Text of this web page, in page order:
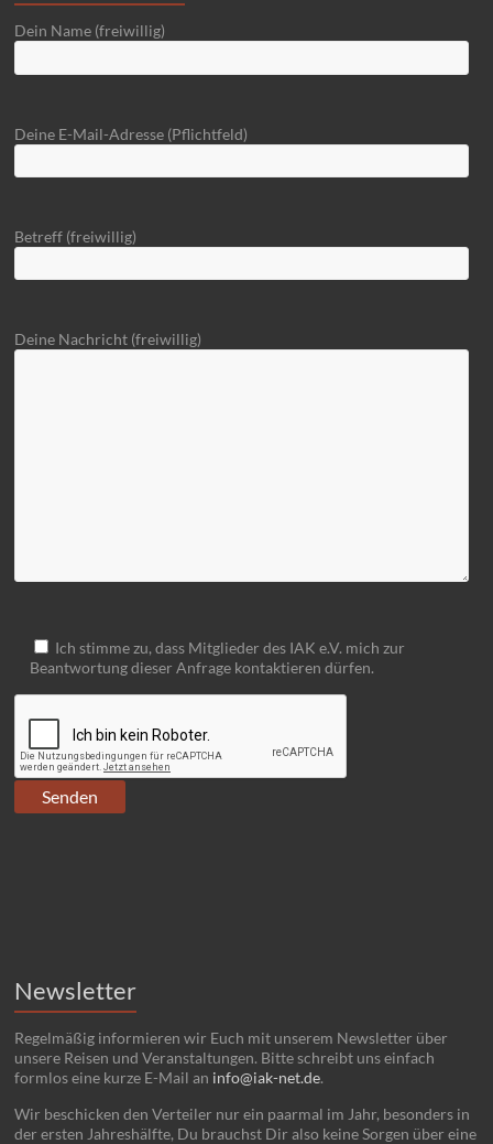
Dein Name (freiwillig)
Deine E-Mail-Adresse (Pflichtfeld)
Betreff (freiwillig)
Deine Nachricht (freiwillig)
Ich stimme zu, dass Mitglieder des IAK e.V. mich zur
Beantwortung dieser Anfrage kontaktieren dürfen.
Newsletter
Regelmäßig informieren wir Euch mit unserem Newsletter über
unsere Reisen und Veranstaltungen. Bitte schreibt uns einfach
formlos eine kurze E-Mail an info@iak-net.de.
Wir beschicken den Verteiler nur ein paarmal im Jahr, besonders in
der ersten Jahreshälfte, Du brauchst Dir also keine Sorgen über eine